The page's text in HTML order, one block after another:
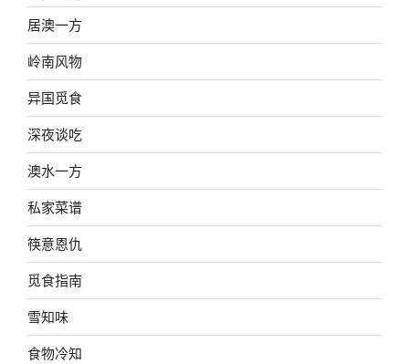
居澳一方
岭南风物
异国觅食
深夜谈吃
澳水一方
私家菜谱
筷意恩仇
觅食指南
雪知味
食物冷知